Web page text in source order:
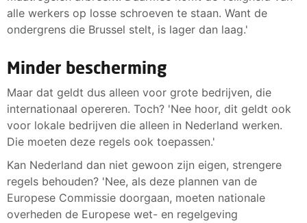
alle werkers op losse schroeven te staan. Want de
ondergrens die Brussel stelt, is lager dan laag.'
Minder bescherming
Maar dat geldt dus alleen voor grote bedrijven, die
internationaal opereren. Toch? 'Nee hoor, dit geldt ook
voor lokale bedrijven die alleen in Nederland werken.
Die moeten deze regels ook toepassen.'
Kan Nederland dan niet gewoon zijn eigen, strengere
regels behouden? 'Nee, als deze plannen van de
Europese Commissie doorgaan, moeten nationale
overheden de Europese wet- en regelgeving